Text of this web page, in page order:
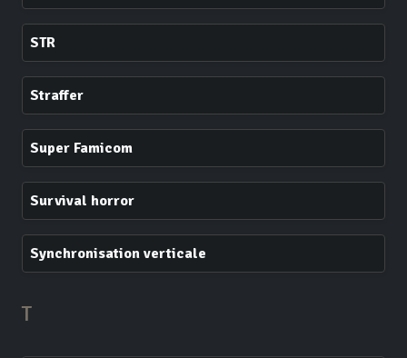
STR
Straffer
Super Famicom
Survival horror
Synchronisation verticale
T